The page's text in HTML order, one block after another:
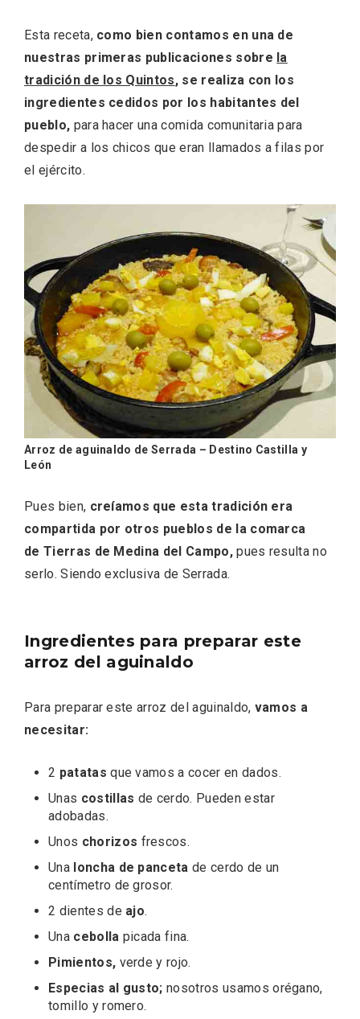
Esta receta, como bien contamos en una de
nuestras primeras publicaciones sobre la
tradición de los Quintos, se realiza con los
ingredientes cedidos por los habitantes del
pueblo, para hacer una comida comunitaria para
despedir a los chicos que eran llamados a filas por
el ejército.
Arroz de aguinaldo de Serrada – Destino Castilla y
León
Pues bien, creíamos que esta tradición era
compartida por otros pueblos de la comarca
de Tierras de Medina del Campo,pues resulta no
serlo. Siendo exclusiva de Serrada.
Ingredientes para preparar este
arroz del aguinaldo
Para preparar este arroz del aguinaldo, vamos a
necesitar:
2 patatasque vamos a cocer en dados.
Unas costillas de cerdo. Pueden estar
adobadas.
Unos chorizos frescos.
Una loncha de panceta de cerdo de un
centímetro de grosor.
2 dientes de ajo.
Una cebolla picada fina.
Pimientos, verde y rojo.
Especias al gusto; nosotros usamos orégano,
tomillo y romero.
El Espinar, un pueblo oculto de la Sierra
de Guadarrama en su vertiente
segoviana